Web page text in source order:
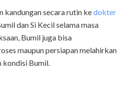
kandungan secara rutin kedokter
dan Si Kecil selama masa
Bumil juga bisa
maupun persiapan melahirkan
kondisi Bumil.